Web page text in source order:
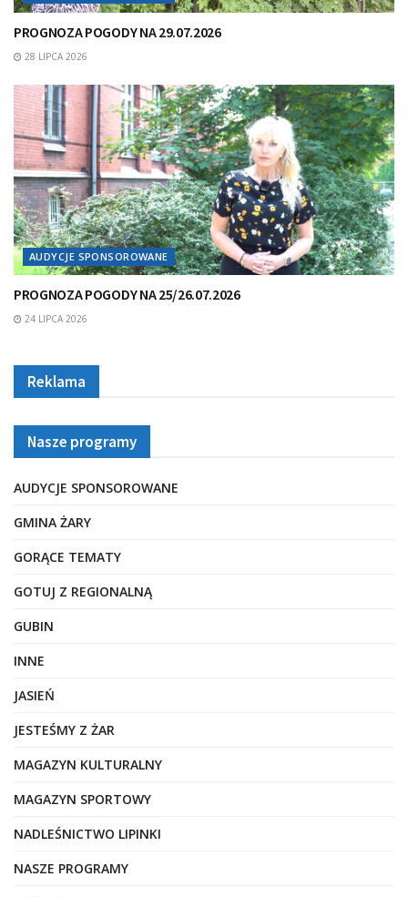
PROGNOZA POGODY NA 29.07.2026
28 LIPCA 2026
AUDYCJE SPONSOROWANE
PROGNOZA POGODY NA 25/26.07.2026
24 LIPCA 2026
Reklama
Nasze programy
AUDYCJE SPONSOROWANE
GMINA ŻARY
GORĄCE TEMATY
GOTUJ Z REGIONALNĄ
GUBIN
INNE
JASIEŃ
JESTEŚMY Z ŻAR
MAGAZYN KULTURALNY
MAGAZYN SPORTOWY
NADLEŚNICTWO LIPINKI
NASZE PROGRAMY